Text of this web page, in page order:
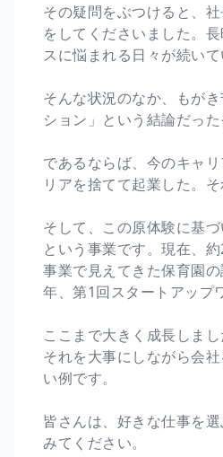
その疑問をぶつけると、
をしてくださいました。
スに悩まれる日々が続いて
そんな状況のなか、もが
ション」という結論だった
であるならば、今のキャ
リアを捨てて起業した。
そして、この原体験に基
という事業です。現在、
事業で見えてきた保育園
年、第1回スタートアップ
ここまで大きく成長しま
それを大事にしながら会
い例です。
皆さんは、好きな仕事を
みてください。